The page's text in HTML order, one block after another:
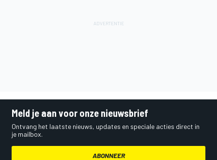
Meld je aan voor onze nieuwsbrief
Ontvang het laatste nieuws, updates en speciale acties direct in
je mailbox.
ABONNEER